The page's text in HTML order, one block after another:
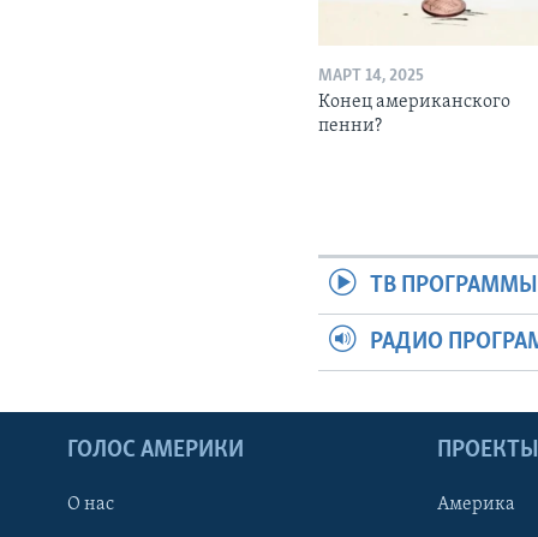
МАРТ 14, 2025
Конец американского
пенни?
ТВ ПРОГРАММЫ
РАДИО
ГОЛОС АМЕРИКИ
О нас
ПРОЕКТЫ
Америка